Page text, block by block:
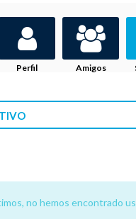
Perfil Amigos
no hemos encontrado